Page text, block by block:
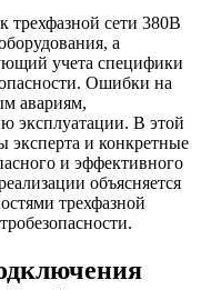
трехфазной сети 380В
а
учета специфики
Ошибки на
авариям,
эксплуатации. В этой
эксперта и конкретные
и эффективного
объясняется
трехфазной